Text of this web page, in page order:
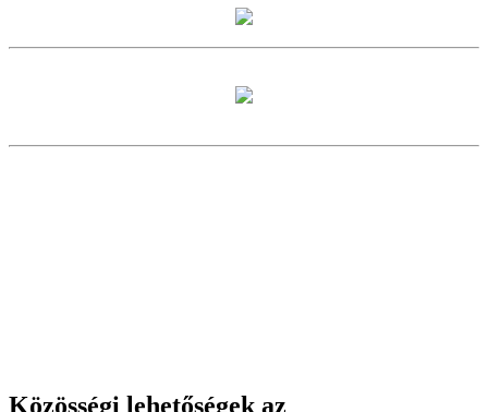
Közösségi lehetőségek az